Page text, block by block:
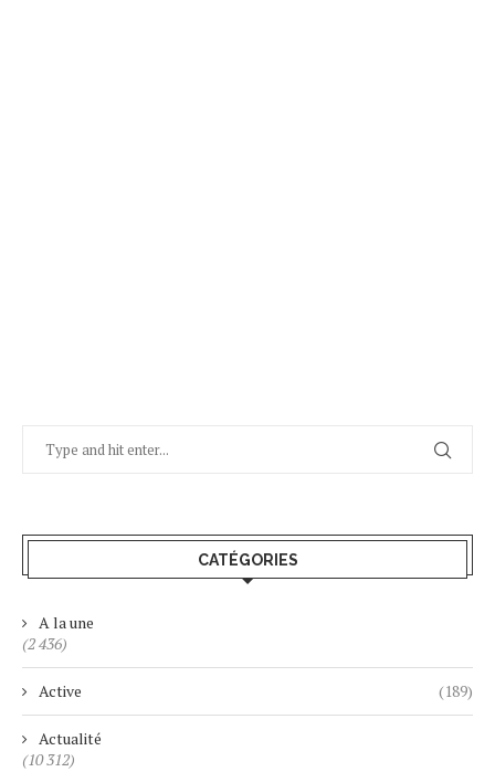
CATÉGORIES
A la une
(2 436)
Active (189)
Actualité
(10 312)